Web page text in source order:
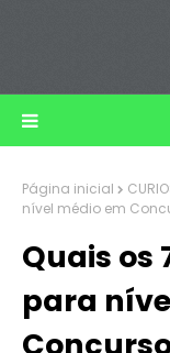
Página inicial
nível médio em
Quais os
para